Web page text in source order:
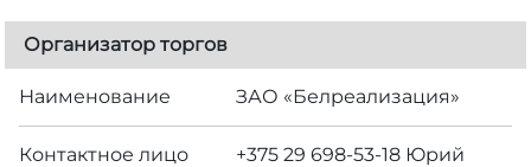
Организатор торгов
Наименование ЗАО «Белреализация»
Контактное лицо +375 29 698-53-18 Юрий